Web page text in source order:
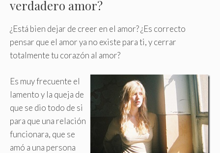
verdadero amor?
¿Está bien dejar de creer en el amor? ¿Es correcto
pensar que el amor ya no existe para ti, y cerrar
totalmente tu corazón al amor?
Es muy frecuente el
lamento y la queja de
que se dio todo de si
para que una relación
funcionara, que se
amó a una persona